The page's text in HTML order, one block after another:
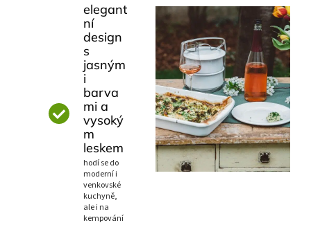
elegant
ní
design
s
jasným
i
barva
mi a
vysoký
m
leskem
hodí se do
moderní i
venkovské
kuchyně,
ale i na
kempování